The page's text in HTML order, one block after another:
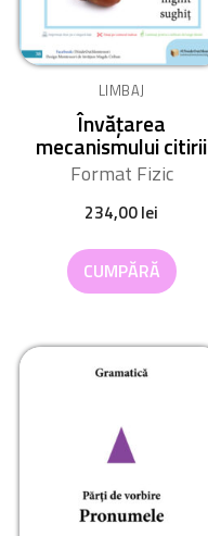
LIMBAJ
Învățarea
mecanismului citirii
Format Fizic
234,00lei
CUMPĂRĂ